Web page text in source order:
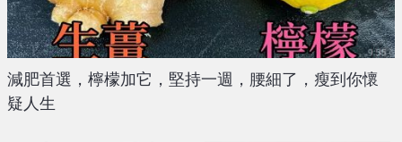
減肥首選，檸檬加它，堅持一週，腰細了，瘦到你懷
疑人生